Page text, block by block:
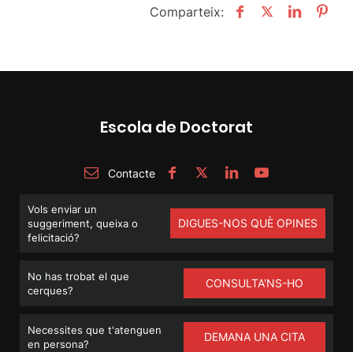
Comparteix:
Escola de Doctorat
Contacte
Vols enviar un
suggeriment, queixa o
felicitació?
DIGUES-NOS QUÈ OPINES
No has trobat el que
cerques?
CONSULTA'NS-HO
Necessites que t'atenguen
en persona?
DEMANA UNA CITA